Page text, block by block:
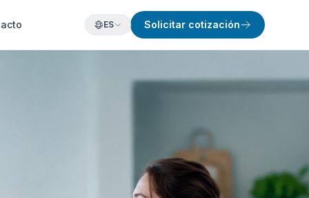
ES Solicitar cotización